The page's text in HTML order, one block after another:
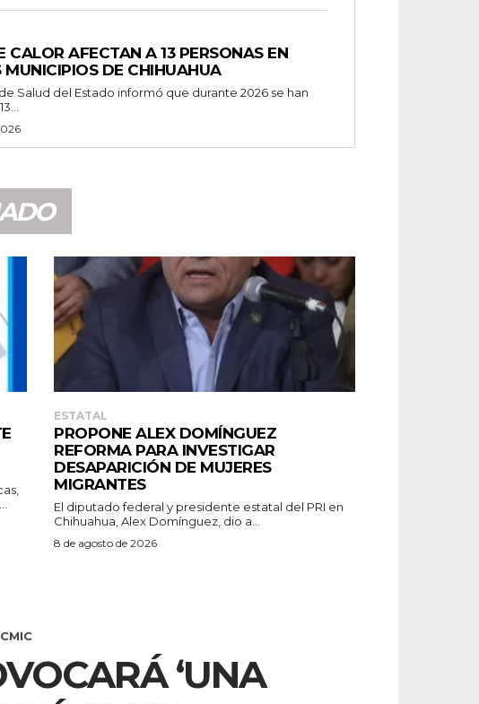
CALOR AFECTAN A 13 PERSONAS EN
MUNICIPIOS DE CHIHUAHUA
Salud del Estado informó que durante 2026 se han
ESTATAL
PROPONE ALEX DOMÍNGUEZ
REFORMA PARA INVESTIGAR
DESAPARICIÓN DE MUJERES
MIGRANTES
El diputado federal y presidente estatal del PRI en
Chihuahua, Alex Domínguez, dio a...
8 de agosto de 2026